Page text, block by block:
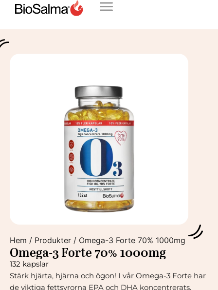
Hem / Produkter / Omega-3 Forte 70% 1000mg
Omega-3 Forte 70% 1000mg
132 kapslar
Stärk hjärta, hjärna och ögon! I vår Omega-3 Forte har
de viktiga fettsyrorna EPA och DHA koncentrerats.